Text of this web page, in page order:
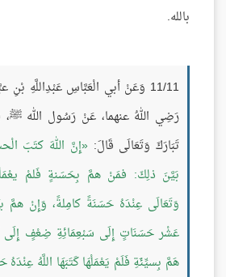
بالله.
11/11 وَعَنْ أبي الْعَبَّاسِ عَبْدِاللَّهِ
رَضِي اللهُ عنهما، عَنْ رَسُول الله ﷺ،
تَبَارَكَ وَتَعَالَى قَالَ: إِنَّ اللهَ كتَبَ
بَيَّنَ ذلِكَ: فمَنْ همَّ بِحَسَنةٍ فَلمْ
وَتَعَالَى عِنْدَهُ حَسَنَةً كامِلةً، وَإِنْ همَّ
عَشْر حَسَنَاتٍ إِلَى سَبْعِمَائِةِ ضِعْفٍ إِلَى
هَمَّ بِسيِّئَةِ فَلَمْ يَعْمَلْهَا كَتَبَهَا اللَّهُ